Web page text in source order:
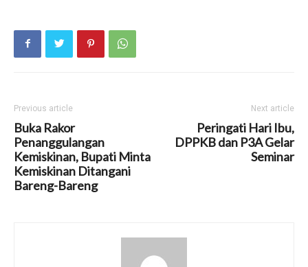
Previous article
Buka Rakor
Penanggulangan
Kemiskinan, Bupati Minta
Kemiskinan Ditangani
Bareng-Bareng
Next article
Peringati Hari Ibu,
DPPKB dan P3A Gelar
Seminar